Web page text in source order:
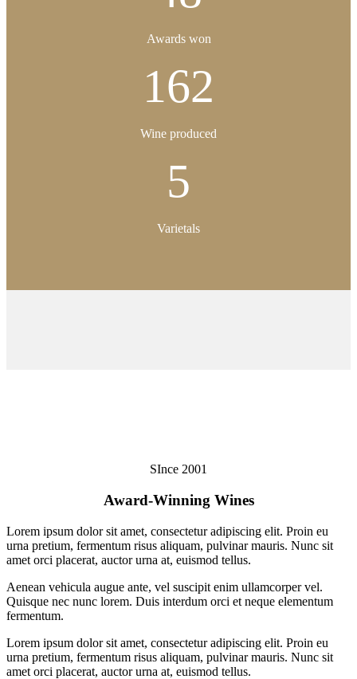
Awards won
162
Wine produced
5
Varietals
SInce 2001
Award-Winning Wines
Lorem ipsum dolor sit amet, consectetur adipiscing elit. Proin eu
urna pretium, fermentum risus aliquam, pulvinar mauris. Nunc sit
amet orci placerat, auctor urna at, euismod tellus.
Aenean vehicula augue ante, vel suscipit enim ullamcorper vel.
Quisque nec nunc lorem. Duis interdum orci et neque elementum
fermentum.
Lorem ipsum dolor sit amet, consectetur adipiscing elit. Proin eu
urna pretium, fermentum risus aliquam, pulvinar mauris. Nunc sit
amet orci placerat, auctor urna at, euismod tellus.